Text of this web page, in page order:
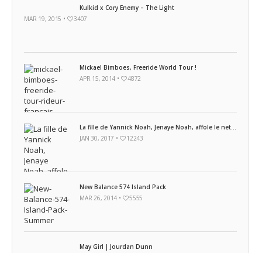
Kulkid x Cory Enemy – The Light
MAR 19, 2015 •
3407
Mickael Bimboes, Freeride World Tour !
APR 15, 2014 •
4872
La fille de Yannick Noah, Jenaye Noah, affole le net...
JAN 30, 2017 •
12243
New Balance 574 Island Pack
MAR 26, 2014 •
5555
May Girl | Jourdan Dunn